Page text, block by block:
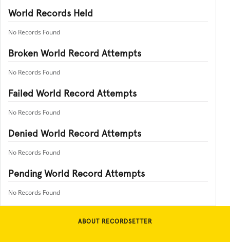
World Records Held
No Records Found
Broken World Record Attempts
No Records Found
Failed World Record Attempts
No Records Found
Denied World Record Attempts
No Records Found
Pending World Record Attempts
No Records Found
ABOUT RECORDSETTER